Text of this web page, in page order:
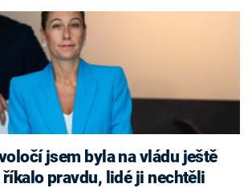
jsem byla na vládu ještě
říkalo pravdu, lidé ji nechtěli